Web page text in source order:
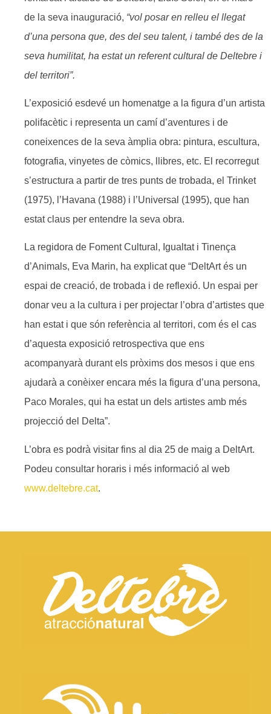
de la seva inauguració, “vol posar en relleu el llegat
d’una persona que, des del seu talent, i també des de la
seva humilitat, ha estat un referent cultural de Deltebre i
del territori”.
L’exposició esdevé un homenatge a la figura d’un artista
polifacètic i representa un camí d’aventures i de
coneixences de la seva àmplia obra: pintura, escultura,
fotografia, vinyetes de còmics, llibres, etc. El recorregut
s’estructura a partir de tres punts de trobada, el Trinket
(1975), l’Havana (1988) i l’Universal (1995), que han
estat claus per entendre la seva obra.
La regidora de Foment Cultural, Igualtat i Tinença
d’Animals, Eva Marin, ha explicat que “DeltArt és un
espai de creació, de trobada i de reflexió. Un espai per
donar veu a la cultura i per projectar l’obra d’artistes que
han estat i que són referència al territori, com és el cas
d’aquesta exposició retrospectiva que ens
acompanyarà durant els pròxims dos mesos i que ens
ajudarà a conèixer encara més la figura d’una persona,
Paco Morales, qui ha estat un dels artistes amb més
projecció del Delta”.
L’obra es podrà visitar fins al dia 25 de maig a DeltArt.
Podeu consultar horaris i més informació al web
www.deltebre.cat.